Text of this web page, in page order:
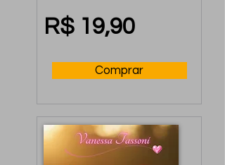
e Rápida
R$ 19,90
Comprar